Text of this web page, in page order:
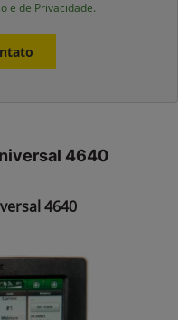
e de Privacidade.
4640
4640